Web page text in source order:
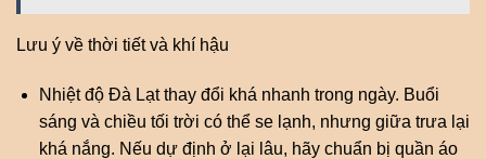
Lưu ý về thời tiết và khí hậu
Nhiệt độ Đà Lạt thay đổi khá nhanh trong ngày. Buổi
sáng và chiều tối trời có thể se lạnh, nhưng giữa trưa lại
khá nắng. Nếu dự định ở lại lâu, hãy chuẩn bị quần áo